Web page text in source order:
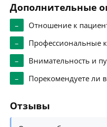
Дополнительные
–
Отношение к
–
Профессиональные
–
Внимательность и
–
Порекомендуете ли
Отзывы